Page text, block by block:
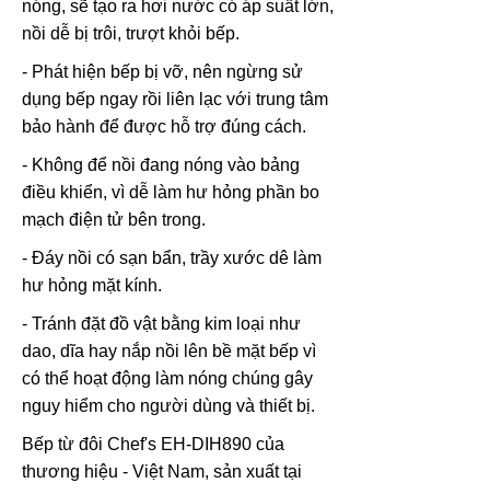
nóng, sẽ tạo ra hơi nước có áp suất lớn,
nồi dễ bị trôi, trượt khỏi bếp.
- Phát hiện bếp bị vỡ, nên ngừng sử
dụng bếp ngay rồi liên lạc với trung tâm
bảo hành để được hỗ trợ đúng cách.
- Không để nồi đang nóng vào bảng
điều khiển, vì dễ làm hư hỏng phần bo
mạch điện tử bên trong.
- Đáy nồi có sạn bẩn, trầy xước dê làm
hư hỏng mặt kính.
- Tránh đặt đồ vật bằng kim loại như
dao, dĩa hay nắp nồi lên bề mặt bếp vì
có thể hoạt động làm nóng chúng gây
nguy hiểm cho người dùng và thiết bị.
Bếp từ đôi Chef's EH-DIH890 của
thương hiệu - Việt Nam, sản xuất tại